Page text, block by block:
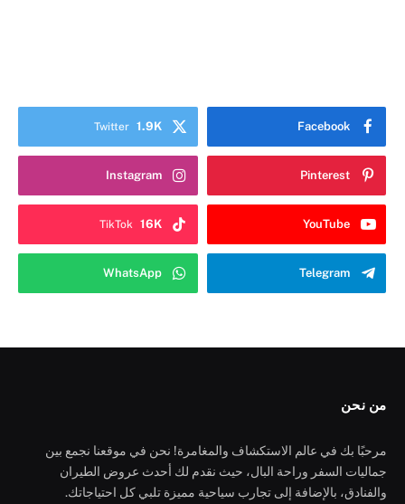
Facebook
Twitter 1.9K
Pinterest
Instagram
YouTube
TikTok 16K
Telegram
WhatsApp
من نحن
مرحبًا بك في عالم الاستكشاف والمغامرة! نحن في موقعنا نجمع بين
جماليات السفر وراحة البال، حيث نقدم لك أحدث عروض الطيران
والفنادق، بالإضافة إلى تجارب سياحية مميزة تلبي كل احتياجاتك.